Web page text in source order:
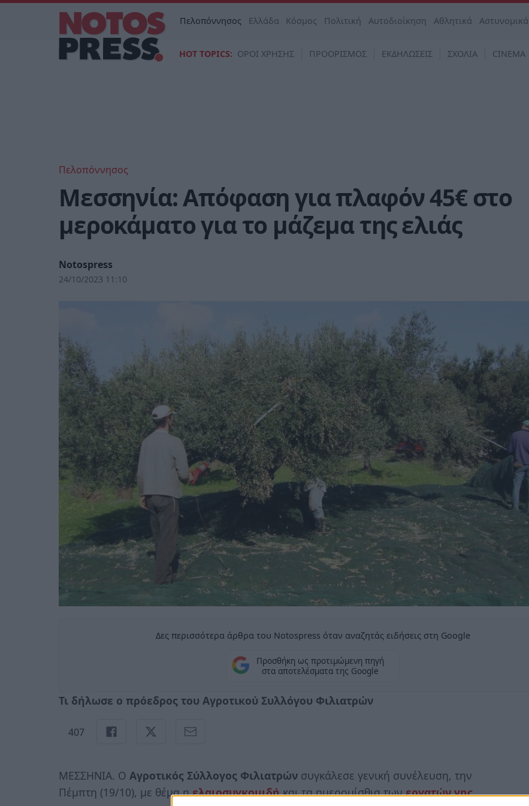
Πελοπόννησος Ελλάδα Κόσμος Πολιτική Αυτοδιοίκηση Αθλητικά Αστυνομικά
HOT TOPICS: ΟΡΟΙ ΧΡΗΣΗΣ ΠΡΟΟΡΙΣΜΟΣ ΕΚΔΗΛΩΣΕΙΣ ΣΧΟΛΙΑ CINEMA
Πελοπόννησος
Μεσσηνία: Απόφαση για πλαφόν 45€ στο
μεροκάματο για το μάζεμα της ελιάς
Notospress
24/10/2023 11:10
Δες περισσότερα άρθρα του Notospress όταν αναζητάς ειδήσεις στη Google
Προσθήκη ως προτιμώμενη πηγή
στα αποτελέσματα της Google
Τι δήλωσε ο πρόεδρος του Αγροτικού Συλλόγου Φιλιατρών
407
ΜΕΣΣΗΝΙΑ. O Αγροτικός Σύλλογος Φιλιατρών συγκάλεσε γενική συνέλευση, την
Πέμπτη (19/10), με θέμα ηελαιοσυγκομιδήκαι τα ημερομίσθια τωνεργατών γης.